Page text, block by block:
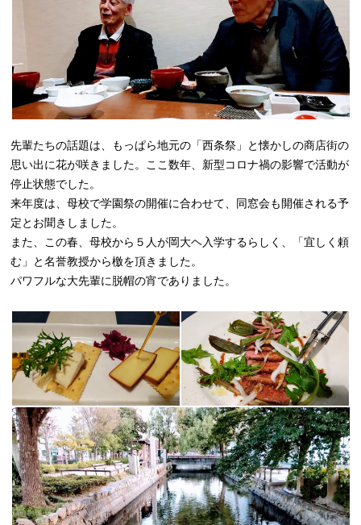
先輩たちの話題は、もっぱら地元の「西条祭」と懐かしの商店街の
思い出に花が咲きました。ここ数年、新型コロナ禍の影響で活動が
停止状態でした。
来年度は、母校で学園祭の開催に合わせて、同窓会も開催される予
定とお聞きしました。
また、この春、母校から５人が岡大ヘ入学するらしく、「宜しく頼
む」と名誉教授から檄を頂きました。
パワフルな大先輩に脱帽の宵でありました。